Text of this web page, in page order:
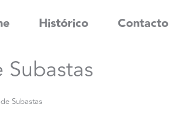
Histórico Contacto
Subastas